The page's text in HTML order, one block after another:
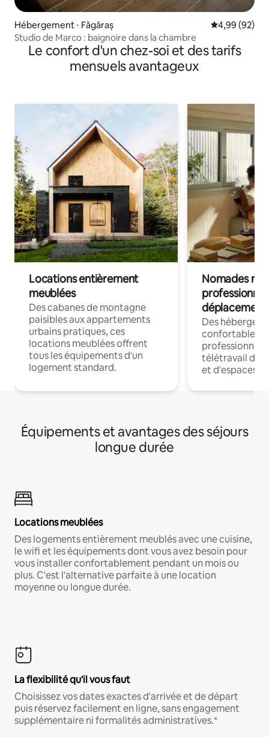
Hébergement ⋅ Făgăraș Évaluation
4,99 (92)
Studio de Marco : baignoire dans la chambre
Le confort d'un chez-soi et des tarifs
mensuels avantageux
Locations entièrement
meublées
Des cabanes de montagne
paisibles aux appartements
urbains pratiques, ces
locations meublées offrent
tous les équipements d'un
logement standard.
Nomades
déplacement
Des
confortables
professionnels
télétravail
et d'espaces
Équipements et avantages des séjours
longue durée
Locations meublées
Des logements entièrement meublés avec une cuisine,
le wifi et les équipements dont vous avez besoin pour
vous installer confortablement pendant un mois ou
plus. C'est l'alternative parfaite à une location
moyenne ou longue durée.
La flexibilité qu'il vous faut
Choisissez vos dates exactes d'arrivée et de départ
puis réservez facilement en ligne, sans engagement
supplémentaire ni formalités administratives.*